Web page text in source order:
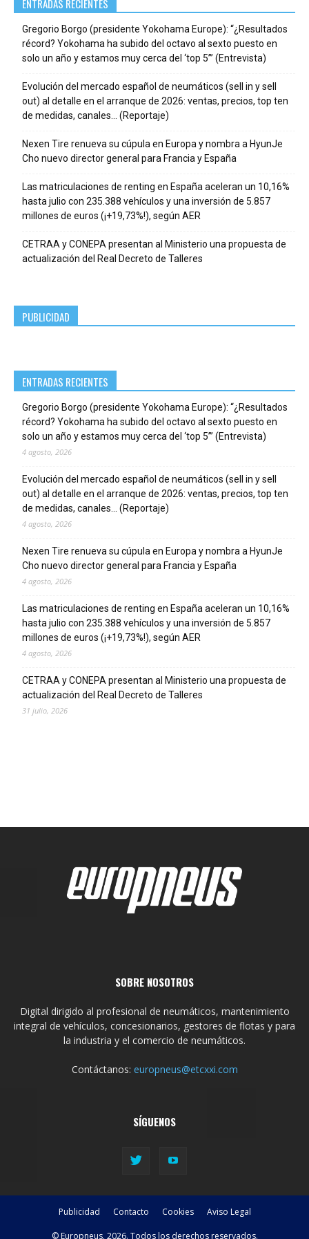
ENTRADAS RECIENTES
Gregorio Borgo (presidente Yokohama Europe): “¿Resultados
récord? Yokohama ha subido del octavo al sexto puesto en
solo un año y estamos muy cerca del ‘top 5’” (Entrevista)
Evolución del mercado español de neumáticos (sell in y sell
out) al detalle en el arranque de 2026: ventas, precios, top ten
de medidas, canales… (Reportaje)
Nexen Tire renueva su cúpula en Europa y nombra a HyunJe
Cho nuevo director general para Francia y España
Las matriculaciones de renting en España aceleran un 10,16%
hasta julio con 235.388 vehículos y una inversión de 5.857
millones de euros (¡+19,73%!), según AER
CETRAA y CONEPA presentan al Ministerio una propuesta de
actualización del Real Decreto de Talleres
PUBLICIDAD
ENTRADAS RECIENTES
Gregorio Borgo (presidente Yokohama Europe): “¿Resultados
récord? Yokohama ha subido del octavo al sexto puesto en
solo un año y estamos muy cerca del ‘top 5’” (Entrevista)
4 agosto, 2026
Evolución del mercado español de neumáticos (sell in y sell
out) al detalle en el arranque de 2026: ventas, precios, top ten
de medidas, canales… (Reportaje)
4 agosto, 2026
Nexen Tire renueva su cúpula en Europa y nombra a HyunJe
Cho nuevo director general para Francia y España
4 agosto, 2026
Las matriculaciones de renting en España aceleran un 10,16%
hasta julio con 235.388 vehículos y una inversión de 5.857
millones de euros (¡+19,73%!), según AER
4 agosto, 2026
CETRAA y CONEPA presentan al Ministerio una propuesta de
actualización del Real Decreto de Talleres
31 julio, 2026
SOBRE NOSOTROS
Digital dirigido al profesional de neumáticos, mantenimiento
integral de vehículos, concesionarios, gestores de flotas y para
la industria y el comercio de neumáticos.
Contáctanos: europneus@etcxxi.com
SÍGUENOS
Publicidad Contacto Cookies Aviso Legal
© Europneus, 2026. Todos los derechos reservados.